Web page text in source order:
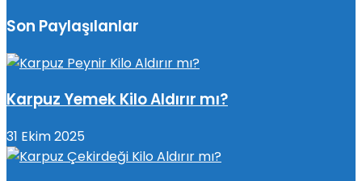
Son Paylaşılanlar
Karpuz Yemek Kilo Aldırır mı?
31 Ekim 2025